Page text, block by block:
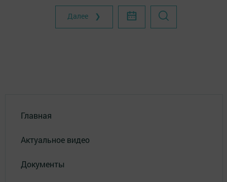
Далее ❯
Главная
Актуальное видео
Документы